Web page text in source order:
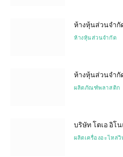
ห้างหุ้นส่วนจำกั
ห้างหุ้นส่วนจำกัด
ห้างหุ้นส่วนจำกั
ผลิตภัณฑ์พลาสติก
บริษัท โตเอ อิโ
ผลิตเครื่องอะไหล่